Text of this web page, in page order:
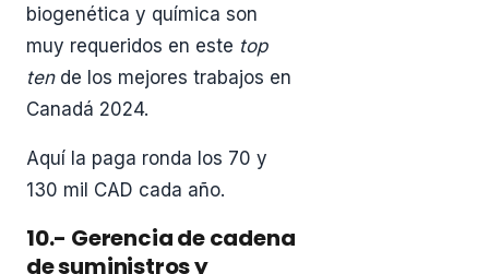
biogenética y química son
muy requeridos en este top
tende los mejores trabajos en
Canadá 2024.
Aquí la paga ronda los 70 y
130 mil CAD cada año.
10.- Gerencia de cadena
de suministros y